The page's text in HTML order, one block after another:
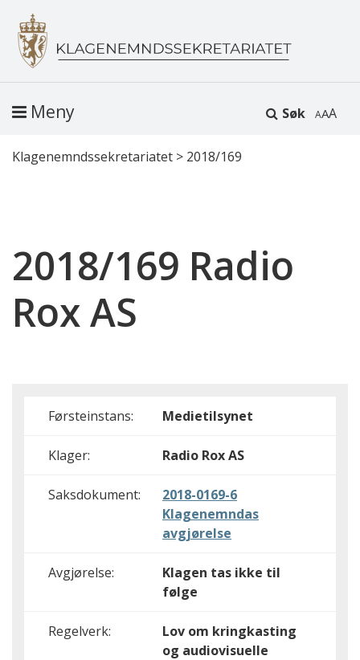
Søk A
Meny
Klagenemndssekretariatet > 2018/169
2018/169 Radio
Rox AS
Førsteinstans: Medietilsynet
Klager: Radio Rox AS
Saksdokument:
2018-0169-6
Klagenemndas
avgjørelse
Avgjørelse:
Klagen tas ikke til
følge
Regelverk:
Lov om kringkasting
og audiovisuelle